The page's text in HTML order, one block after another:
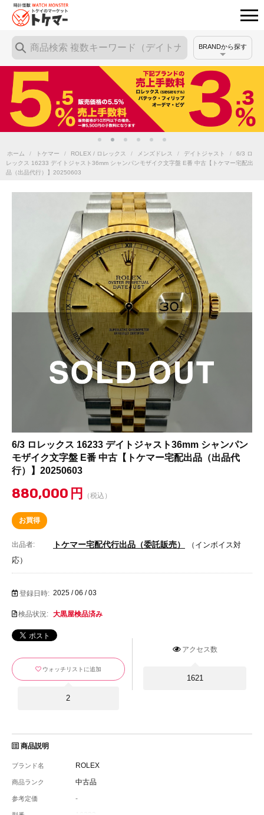
BRANDから探す
ホーム / トケマー / ROLEX / ロレックス / メンズドレス / デイトジャスト /
6/3 ロ
レックス 16233 デイトジャスト36mm シャンパンモザイク文字盤 E番 中古【トケマー宅配出
品（出品代行）】20250603
6/3 ロレックス 16233 デイトジャスト36mm シャンパン
モザイク文字盤 E番 中古【トケマー宅配出品（出品代
行）】20250603
880,000 円 （税込）
お買得
出品者: トケマー宅配代行出品（委託販売）
（インボイス対
応）
登録日時: 2025 / 06 / 03
検品状況: 大黒屋検品済み
アクセス数
1621
ウォッチリストに追加
2
商品説明
ブランド名 ROLEX
商品ランク 中古品
参考定価 -